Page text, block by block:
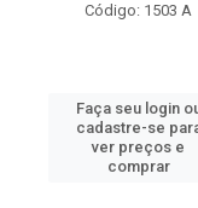
Código: 1503 A
Faça seu login
cadastre-se
ver preços e
comprar